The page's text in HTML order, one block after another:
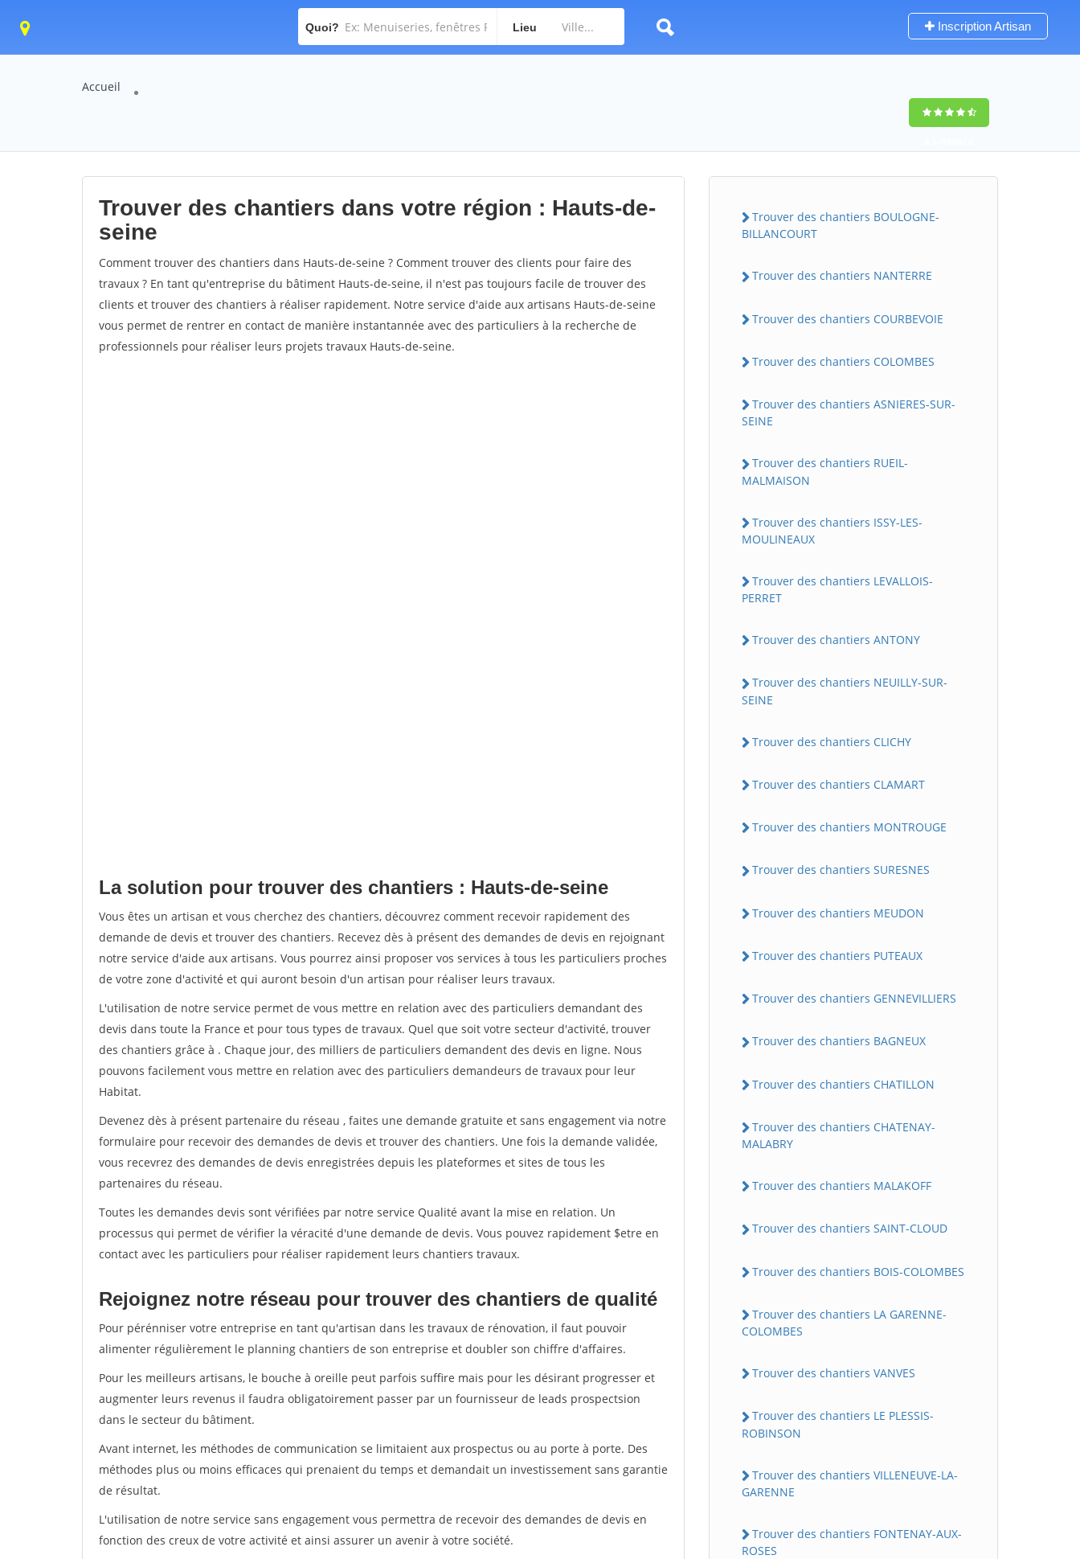
Quoi? Lieu Inscription Artisan
Accueil
Trouver des chantiers dans votre région : Hauts-de-
seine
Comment trouver des chantiers dans Hauts-de-seine ? Comment trouver des clients pour faire des
travaux ? En tant qu'entreprise du bâtiment Hauts-de-seine, il n'est pas toujours facile de trouver des
clients et trouver des chantiers à réaliser rapidement. Notre service d'aide aux artisans Hauts-de-seine
vous permet de rentrer en contact de manière instantannée avec des particuliers à la recherche de
professionnels pour réaliser leurs projets travaux Hauts-de-seine.
La solution pour trouver des chantiers : Hauts-de-seine
Vous êtes un artisan et vous cherchez des chantiers, découvrez comment recevoir rapidement des
demande de devis et trouver des chantiers. Recevez dès à présent des demandes de devis en rejoignant
notre service d'aide aux artisans. Vous pourrez ainsi proposer vos services à tous les particuliers proches
de votre zone d'activité et qui auront besoin d'un artisan pour réaliser leurs travaux.
L'utilisation de notre service permet de vous mettre en relation avec des particuliers demandant des
devis dans toute la France et pour tous types de travaux. Quel que soit votre secteur d'activité, trouver
des chantiers grâce à . Chaque jour, des milliers de particuliers demandent des devis en ligne. Nous
pouvons facilement vous mettre en relation avec des particuliers demandeurs de travaux pour leur
Habitat.
Devenez dès à présent partenaire du réseau , faites une demande gratuite et sans engagement via notre
formulaire pour recevoir des demandes de devis et trouver des chantiers. Une fois la demande validée,
vous recevrez des demandes de devis enregistrées depuis les plateformes et sites de tous les
partenaires du réseau.
Toutes les demandes devis sont vérifiées par notre service Qualité avant la mise en relation. Un
processus qui permet de vérifier la véracité d'une demande de devis. Vous pouvez rapidement $etre en
contact avec les particuliers pour réaliser rapidement leurs chantiers travaux.
Rejoignez notre réseau pour trouver des chantiers de qualité
Pour pérénniser votre entreprise en tant qu'artisan dans les travaux de rénovation, il faut pouvoir
alimenter régulièrement le planning chantiers de son entreprise et doubler son chiffre d'affaires.
Pour les meilleurs artisans, le bouche à oreille peut parfois suffire mais pour les désirant progresser et
augmenter leurs revenus il faudra obligatoirement passer par un fournisseur de leads prospectsion
dans le secteur du bâtiment.
Avant internet, les méthodes de communication se limitaient aux prospectus ou au porte à porte. Des
méthodes plus ou moins efficaces qui prenaient du temps et demandait un investissement sans garantie
de résultat.
L'utilisation de notre service sans engagement vous permettra de recevoir des demandes de devis en
fonction des creux de votre activité et ainsi assurer un avenir à votre société.
Trouver des chantiers BOULOGNE-
BILLANCOURT
Trouver des chantiers NANTERRE
Trouver des chantiers COURBEVOIE
Trouver des chantiers COLOMBES
Trouver des chantiers ASNIERES-SUR-
SEINE
Trouver des chantiers RUEIL-
MALMAISON
Trouver des chantiers ISSY-LES-
MOULINEAUX
Trouver des chantiers LEVALLOIS-
PERRET
Trouver des chantiers ANTONY
Trouver des chantiers NEUILLY-SUR-
SEINE
Trouver des chantiers CLICHY
Trouver des chantiers CLAMART
Trouver des chantiers MONTROUGE
Trouver des chantiers SURESNES
Trouver des chantiers MEUDON
Trouver des chantiers PUTEAUX
Trouver des chantiers GENNEVILLIERS
Trouver des chantiers BAGNEUX
Trouver des chantiers CHATILLON
Trouver des chantiers CHATENAY-
MALABRY
Trouver des chantiers MALAKOFF
Trouver des chantiers SAINT-CLOUD
Trouver des chantiers BOIS-COLOMBES
Trouver des chantiers LA GARENNE-
COLOMBES
Trouver des chantiers VANVES
Trouver des chantiers LE PLESSIS-
ROBINSON
Trouver des chantiers VILLENEUVE-LA-
GARENNE
Trouver des chantiers FONTENAY-AUX-
ROSES